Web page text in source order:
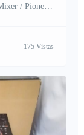
/ Pioneer
DJM-
TOUR1 /
[…]
175 Vistas